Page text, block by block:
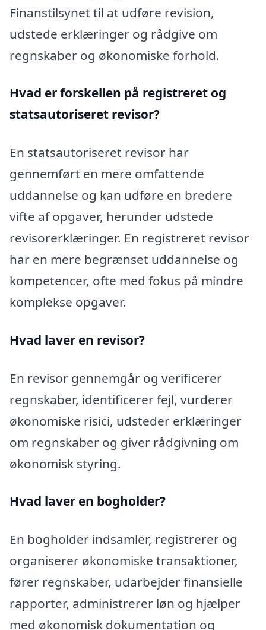
Finanstilsynet til at udføre revision,
udstede erklæringer og rådgive om
regnskaber og økonomiske forhold.
Hvad er forskellen på registreret og
statsautoriseret revisor?
En statsautoriseret revisor har
gennemført en mere omfattende
uddannelse og kan udføre en bredere
vifte af opgaver, herunder udstede
revisorerklæringer. En registreret revisor
har en mere begrænset uddannelse og
kompetencer, ofte med fokus på mindre
komplekse opgaver.
Hvad laver en revisor?
En revisor gennemgår og verificerer
regnskaber, identificerer fejl, vurderer
økonomiske risici, udsteder erklæringer
om regnskaber og giver rådgivning om
økonomisk styring.
Hvad laver en bogholder?
En bogholder indsamler, registrerer og
organiserer økonomiske transaktioner,
fører regnskaber, udarbejder finansielle
rapporter, administrerer løn og hjælper
med økonomisk dokumentation og